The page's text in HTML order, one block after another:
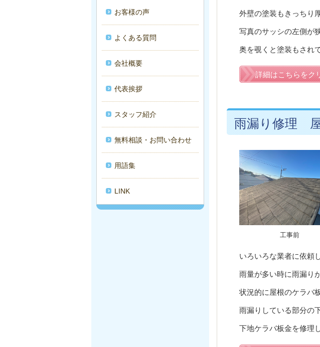
外壁の塗装もきっちり
写真のサッシの左側が
奥を覗くと塗装もされ
詳細はこちらをク
雨漏り修理
工事前
いろいろな業者に依頼
雨量が多い時に雨漏り
状況的に屋根のケラバ
雨漏りしている部分の
下地ケラバ板金を修理
お客様の声
よくある質問
会社概要
代表挨拶
スタッフ紹介
無料相談・お問い合わせ
用語集
LINK